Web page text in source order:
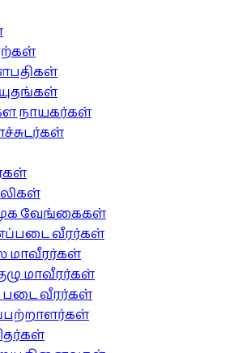
நாயகர்கள்
வேங்கைகள்
வீரர்கள்
மாவீரர்கள்
மாவீரர்கள்
வீரர்கள்